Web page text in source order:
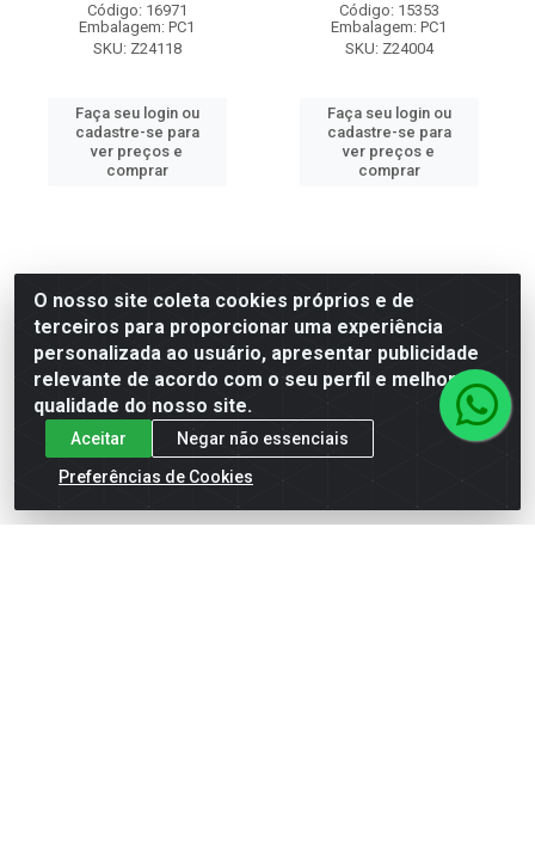
Código: 16971
Embalagem: PC1
SKU: Z24118
Faça seu login ou
cadastre-se para
ver preços e
comprar
Código: 15353
Embalagem: PC1
SKU: Z24004
Faça seu login ou
cadastre-se para
ver preços e
comprar
O nosso site coleta cookies próprios e de
terceiros para proporcionar uma experiência
personalizada ao usuário, apresentar publicidade
relevante de acordo com o seu perfil e melhorar a
qualidade do nosso site.
Aceitar
Negar não essenciais
Preferências de Cookies